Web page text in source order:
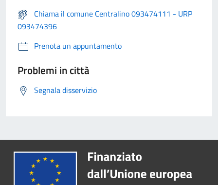
Chiama il comune Centralino 093474111 - URP
093474396
Prenota un appuntamento
Problemi in città
Segnala disservizio